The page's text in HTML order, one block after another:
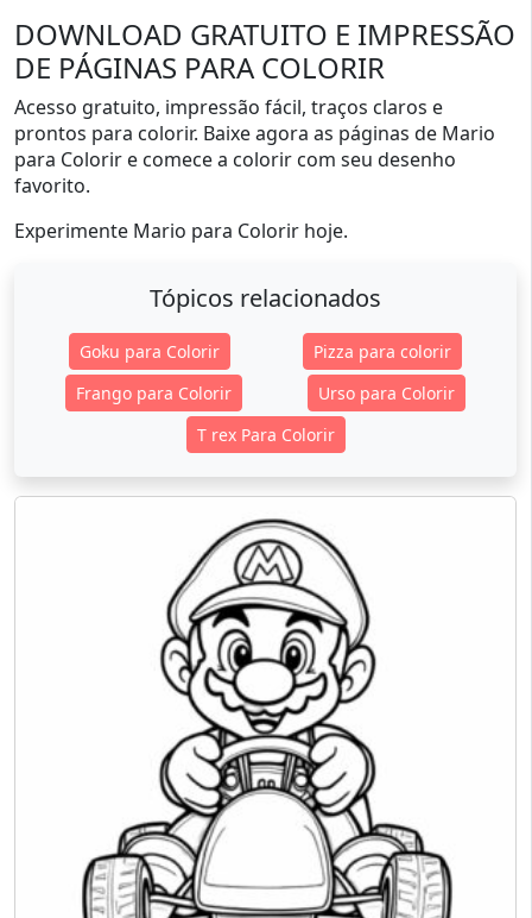
DOWNLOAD GRATUITO E IMPRESSÃO
DE PÁGINAS PARA COLORIR
Acesso gratuito, impressão fácil, traços claros e
prontos para colorir. Baixe agora as páginas de Mario
para Colorir e comece a colorir com seu desenho
favorito.
Experimente Mario para Colorir hoje.
Tópicos relacionados
Goku para Colorir
Pizza para colorir
Frango para Colorir
Urso para Colorir
T rex Para Colorir